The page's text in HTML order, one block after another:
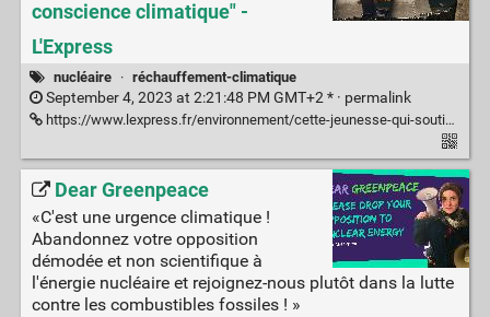
conscience climatique" -
L'Express
nucléaire · réchauffement-climatique
September 4, 2023 at 2:21:48 PM GMT+2 * · permalink
https://www.lexpress.fr/environnement/cette-jeunesse-qui-soutient-le-nucleaire-on-a-une-vraie-conscience-climatique-QEFOAY6FO5BY5A6QHQH65GH7NQ/
Dear Greenpeace
«C'est une urgence climatique !
Abandonnez votre opposition
démodée et non scientifique à
l'énergie nucléaire et rejoignez-nous plutôt dans la lutte
contre les combustibles fossiles ! »